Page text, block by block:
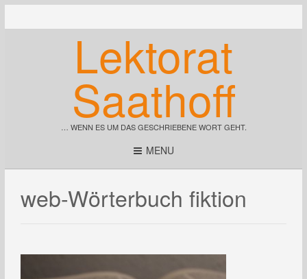
Lektorat
Saathoff
… WENN ES UM DAS GESCHRIEBENE WORT GEHT.
MENU
web-Wörterbuch fiktion